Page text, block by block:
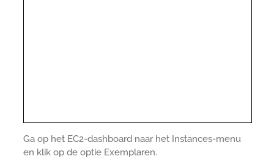
Ga op het EC2-dashboard naar het Instances-menu
en klik op de optie Exemplaren.